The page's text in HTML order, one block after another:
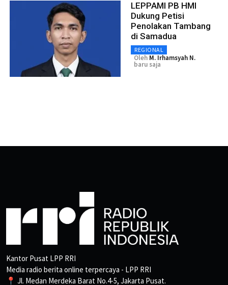
LEPPAMI PB HMI
Dukung Petisi
Penolakan Tambang
di Samadua
REGIONAL
Oleh M. Irhamsyah N.
baru saja
Kantor Pusat LPP RRI
Media radio berita online terpercaya - LPP RRI
📍 Jl. Medan Merdeka Barat No.4-5, Jakarta Pusat.